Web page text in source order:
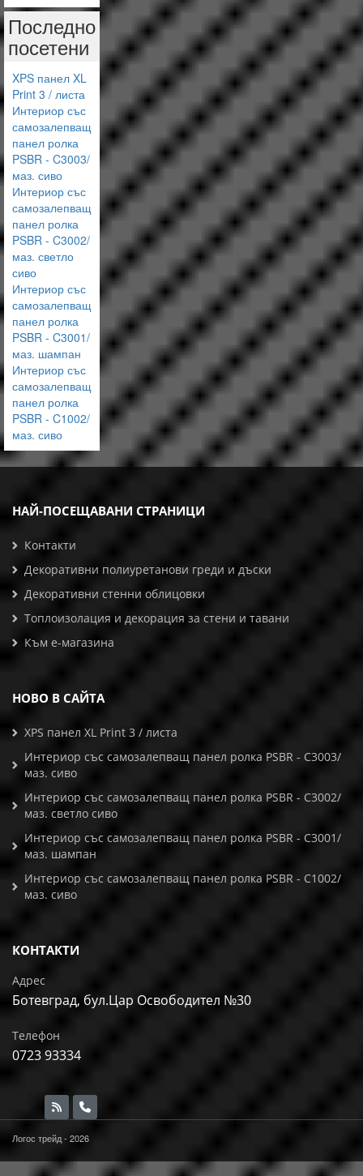
Последно
посетени
XPS панел XL
Print 3 / листа
Интериор със
самозалепващ
панел ролка
PSBR - C3003/
маз. сиво
Интериор със
самозалепващ
панел ролка
PSBR - C3002/
маз. светло
сиво
Интериор със
самозалепващ
панел ролка
PSBR - C3001/
маз. шампан
Интериор със
самозалепващ
панел ролка
PSBR - C1002/
маз. сиво
НАЙ-ПОСЕЩАВАНИ СТРАНИЦИ
Контакти
Декоративни полиуретанови греди и дъски
Декоративни стенни облицовки
Топлоизолация и декорация за стени и тавани
Към е-магазина
НОВО В САЙТА
XPS панел XL Print 3 / листа
Интериор със самозалепващ панел ролка PSBR - C3003/
маз. сиво
Интериор със самозалепващ панел ролка PSBR - C3002/
маз. светло сиво
Интериор със самозалепващ панел ролка PSBR - C3001/
маз. шампан
Интериор със самозалепващ панел ролка PSBR - C1002/
маз. сиво
КОНТАКТИ
Адрес
Ботевград, бул.Цар Освободител №30
Телефон
0723 93334
Логос трейд - 2026